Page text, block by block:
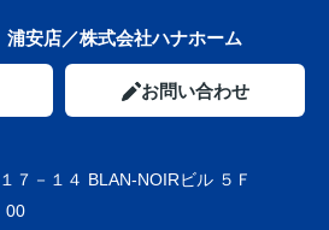
浦安店／株式会社ハナホーム
お問い合わせ
７－１４ BLAN-NOIRビル ５Ｆ
00